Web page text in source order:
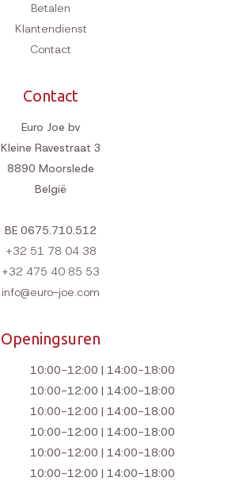
Betalen
Klantendienst
Contact
Contact
Euro Joe bv
Kleine Ravestraat 3
8890 Moorslede
België
BE 0675.710.512
+32 51 78 04 38
+32 475 40 85 53
info@euro-joe.com
Openingsuren
10:00-12:00 | 14:00-18:00
10:00-12:00 | 14:00-18:00
10:00-12:00 | 14:00-18:00
10:00-12:00 | 14:00-18:00
10:00-12:00 | 14:00-18:00
10:00-12:00 | 14:00-18:00